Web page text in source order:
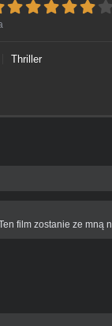
Thriller
film zostanie ze mną